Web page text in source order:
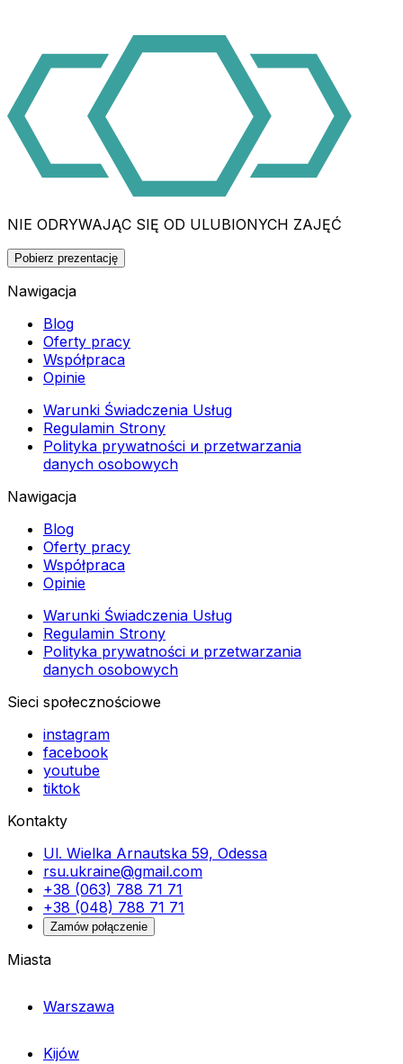
NIE ODRYWAJĄC SIĘ OD ULUBIONYCH ZAJĘĆ
Pobierz prezentację
Nawigacja
Blog
Oferty pracy
Współpraca
Opinie
Warunki Świadczenia Usług
Regulamin Strony
Polityka prywatności и przetwarzania
danych osobowych
Nawigacja
Blog
Oferty pracy
Współpraca
Opinie
Warunki Świadczenia Usług
Regulamin Strony
Polityka prywatności и przetwarzania
danych osobowych
Sieci społecznościowe
instagram
facebook
youtube
tiktok
Kontakty
Ul. Wielka Arnautska 59, Odessa
rsu.ukraine@gmail.com
+38 (063) 788 71 71
+38 (048) 788 71 71
Zamów połączenie
Miasta
Warszawa
Kijów